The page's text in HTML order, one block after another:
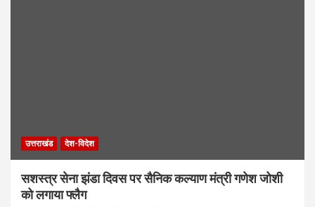
उत्तराखंड देश-विदेश
सशस्त्र सेना झंडा दिवस पर सैनिक कल्याण मंत्री गणेश जोशी
को लगाया फ्लैग